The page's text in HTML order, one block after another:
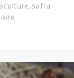
,safra